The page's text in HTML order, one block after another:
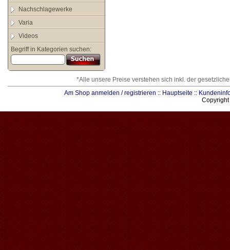
Nachschlagewerke
Varia
Videos
Begriff in Kategorien suchen:
*Alle unsere Preise verstehen sich inkl. der
Am Shop anmelden / registrieren :: Hauptseite ::